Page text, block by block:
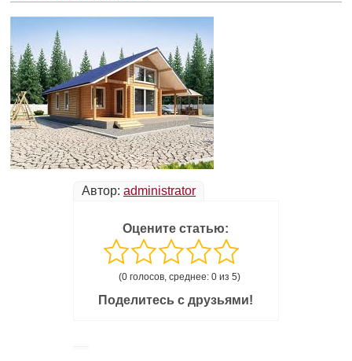
Автор: administrator
Оцените статью:
(0 голосов, среднее: 0 из 5)
Поделитесь с друзьями!